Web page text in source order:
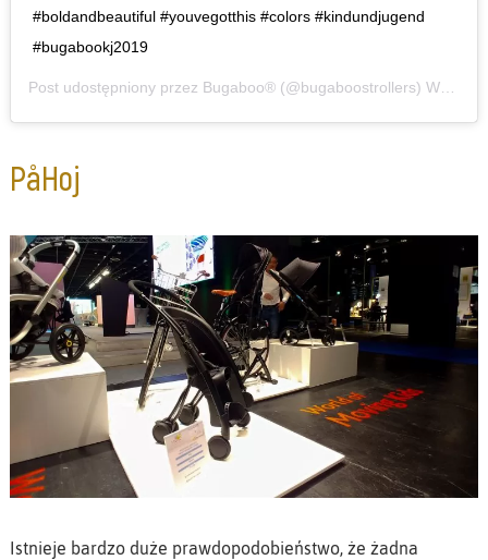
#boldandbeautiful #youvegotthis #colors #kindundjugend
#bugabookj2019
Post udostępniony przez Bugaboo®(@bugaboostrollers) Wrz 20, 2019 o 9:17 PDT
PåHoj
Istnieje bardzo duże prawdopodobieństwo, że żadna